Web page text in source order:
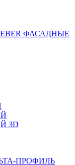
ФАСАДНЫЕ
3D